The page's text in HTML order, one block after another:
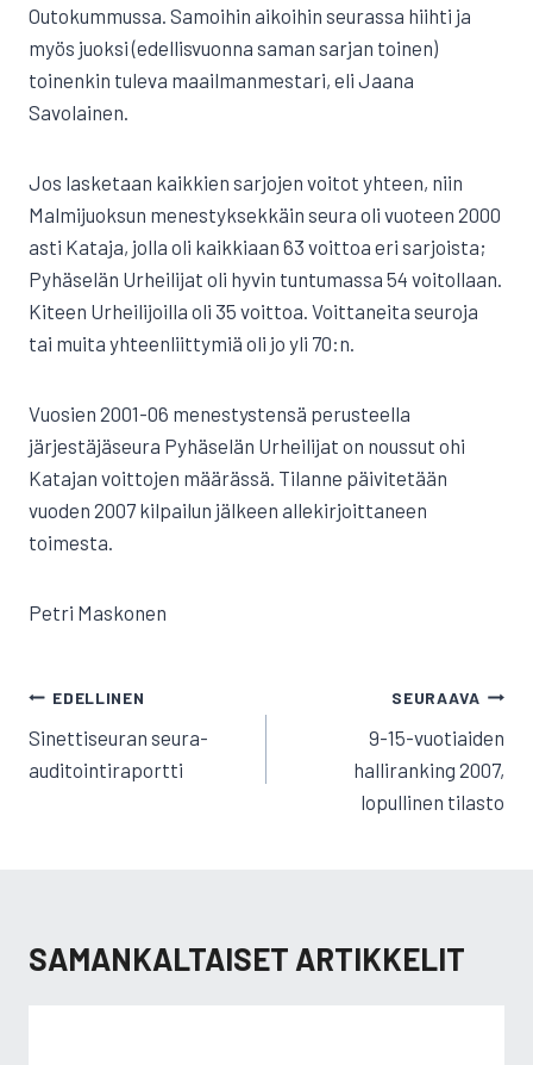
Outokummussa. Samoihin aikoihin seurassa hiihti ja
myös juoksi (edellisvuonna saman sarjan toinen)
toinenkin tuleva maailmanmestari, eli Jaana
Savolainen.
Jos lasketaan kaikkien sarjojen voitot yhteen, niin
Malmijuoksun menestyksekkäin seura oli vuoteen 2000
asti Kataja, jolla oli kaikkiaan 63 voittoa eri sarjoista;
Pyhäselän Urheilijat oli hyvin tuntumassa 54 voitollaan.
Kiteen Urheilijoilla oli 35 voittoa. Voittaneita seuroja
tai muita yhteenliittymiä oli jo yli 70:n.
Vuosien 2001-06 menestystensä perusteella
järjestäjäseura Pyhäselän Urheilijat on noussut ohi
Katajan voittojen määrässä. Tilanne päivitetään
vuoden 2007 kilpailun jälkeen allekirjoittaneen
toimesta.
Petri Maskonen
ARTIKKELIEN
SELAUS
EDELLINEN
Sinettiseuran seura-
auditointiraportti
SEURAAVA
9-15-vuotiaiden
halliranking 2007,
lopullinen tilasto
SAMANKALTAISET ARTIKKELIT